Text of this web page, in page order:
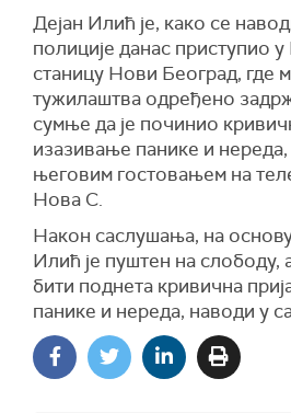
Дејан Илић је, како се
полиције данас приступио
станицу Нови Београд, где
тужилаштва одређено
сумње да је починио
изазивање панике и нереда,
његовим гостовањем на
Нова С.
Након саслушања, на
Илић је пуштен на слободу,
бити поднета кривична
панике и нереда, наводи у